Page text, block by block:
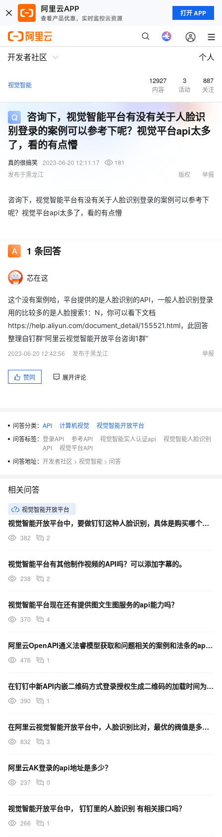
打开 APP
开发者社区 个人
视觉智能 12927
内容
3
活动
887
关注
咨询下，视觉智能平台有没有关于人脸识
别登录的案例可以参考下呢？视觉平台api太多
了，看的有点懵
真的很搞笑 2023-06-20 12:11:17
181
发布于黑龙江
举报
版权
咨询下，视觉智能平台有没有关于人脸识别登录的案例可以参考下
呢？视觉平台api太多了，看的有点懵
1 条回答
芯在这
这个没有案例哈，平台提供的是人脸识别的API，一般人脸识别登录
用的比较多的是人脸搜索1：N，你可以看下文档
https://help.aliyun.com/document_detail/155521.html，此回答
整理自钉群“阿里云视觉智能开放平台咨询1群”
2023-06-20 12:42:56
发布于黑龙江 举报
赞同 展开评论
问答分类： API 计算机视觉
视觉智能开放平台
问答标签： 登录API 参考API 视觉智能实人认证api
视觉智能人脸识别
API
视觉平台API
问答地址： 开发者社区 > 视觉智能 > 问答
相关问答
视觉智能开放平台
视觉智能开放平台中，要做钉钉这种人脸识别，具体是购买哪个服务呢？
382 2
视觉智能平台有其他制作视频的API吗？可以添加字幕的。
238 2
视觉智能平台现在还有提供图文生图服务的api能力吗？
370 4
阿里云OpenAPI通义法睿模型获取和问题相关的案例和法条的api是什么？
476 1
在钉钉中新API内嵌二维码方式登录授权生成二维码的加载时间为什么会这么久？
390 1
在阿里云视觉智能开放平台中，人脸识别比对，最优的阀值是多少？
832 3
阿里云AK登录的api地址是多少？
237 0
视觉智能开放平台中， 钉钉里的人脸识别 有相关接口吗？
266 1